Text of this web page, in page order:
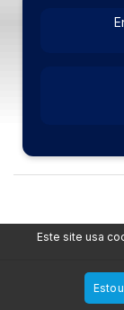
Este site usa